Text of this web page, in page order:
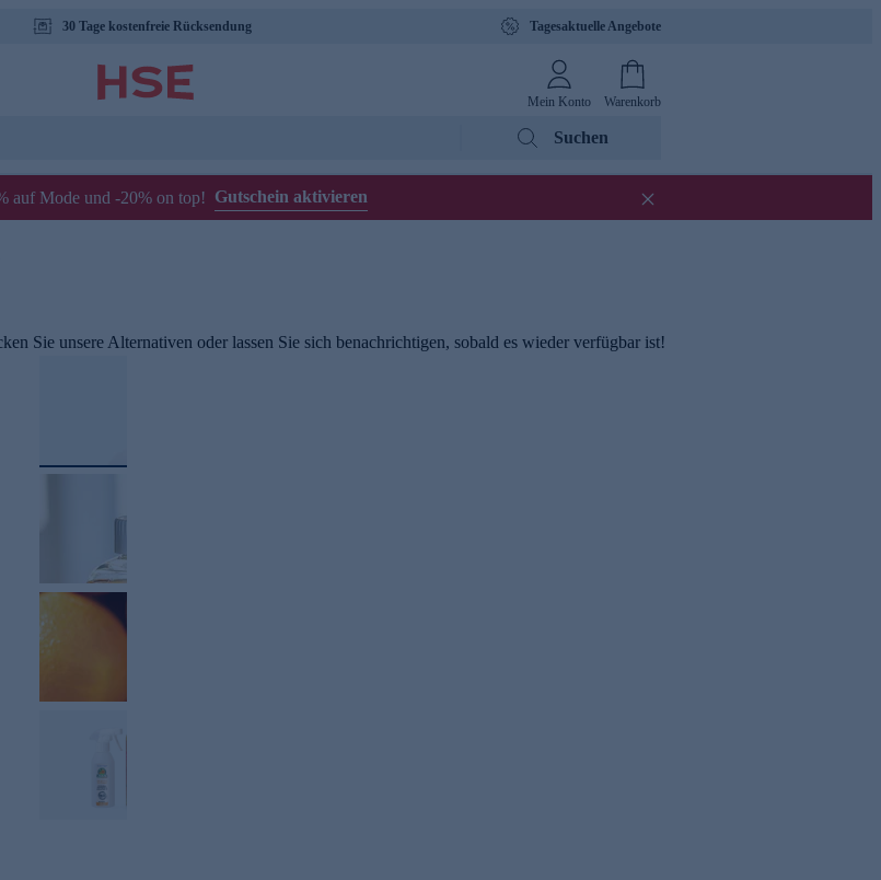
30 Tage kostenfreie Rücksendung Tagesaktuelle Angebote
Mein Konto Warenkorb
Suchen
auf Mode und -20% on top! Gutschein aktivieren
Sie unsere Alternativen oder lassen Sie sich benachrichtigen, sobald es wieder verfügbar ist!